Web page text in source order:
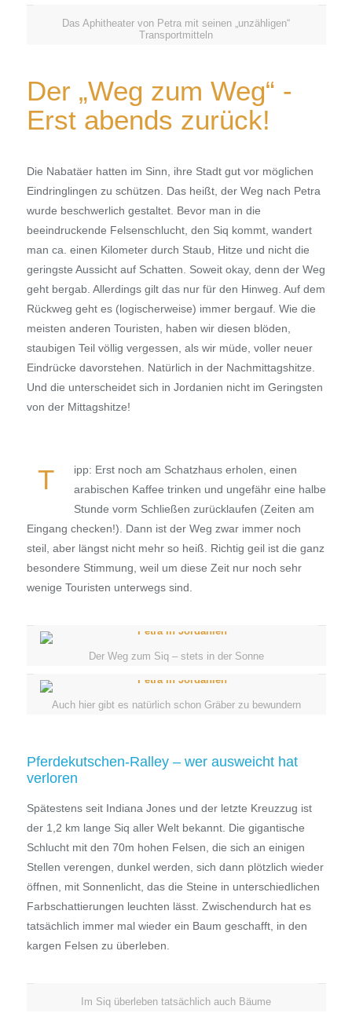
Das Aphitheater von Petra mit seinen „unzähligen“
Transportmitteln
Der „Weg zum Weg“ -
Erst abends zurück!
Die Nabatäer hatten im Sinn, ihre Stadt gut vor möglichen
Eindringlingen zu schützen. Das heißt, der Weg nach Petra
wurde beschwerlich gestaltet. Bevor man in die
beeindruckende Felsenschlucht, den Siq kommt, wandert
man ca. einen Kilometer durch Staub, Hitze und nicht die
geringste Aussicht auf Schatten. Soweit okay, denn der Weg
geht bergab. Allerdings gilt das nur für den Hinweg. Auf dem
Rückweg geht es (logischerweise) immer bergauf. Wie die
meisten anderen Touristen, haben wir diesen blöden,
staubigen Teil völlig vergessen, als wir müde, voller neuer
Eindrücke davorstehen. Natürlich in der Nachmittagshitze.
Und die unterscheidet sich in Jordanien nicht im Geringsten
von der Mittagshitze!
T
ipp: Erst noch am Schatzhaus erholen, einen
arabischen Kaffee trinken und ungefähr eine halbe
Stunde vorm Schließen zurücklaufen (Zeiten am
Eingang checken!). Dann ist der Weg zwar immer noch
steil, aber längst nicht mehr so heiß. Richtig geil ist die ganz
besondere Stimmung, weil um diese Zeit nur noch sehr
wenige Touristen unterwegs sind.
Der Weg zum Siq – stets in der Sonne
Auch hier gibt es natürlich schon Gräber zu bewundern
Pferdekutschen-Ralley – wer ausweicht hat
verloren
Spätestens seit Indiana Jones und der letzte Kreuzzug ist
der 1,2 km lange Siq aller Welt bekannt. Die gigantische
Schlucht mit den 70m hohen Felsen, die sich an einigen
Stellen verengen, dunkel werden, sich dann plötzlich wieder
öffnen, mit Sonnenlicht, das die Steine in unterschiedlichen
Farbschattierungen leuchten lässt. Zwischendurch hat es
tatsächlich immer mal wieder ein Baum geschafft, in den
kargen Felsen zu überleben.
Im Siq überleben tatsächlich auch Bäume